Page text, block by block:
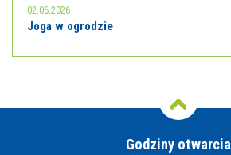
02.06.2026
Joga w ogrodzie
Godziny otwarcia